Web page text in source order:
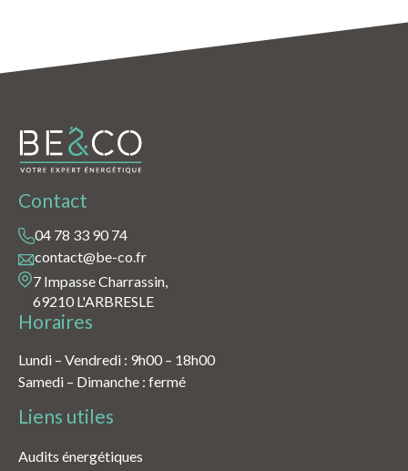
Contact
04 78 33 90 74
contact@be-co.fr
7 Impasse Charrassin,
69210 L'ARBRESLE
Horaires
Lundi – Vendredi : 9h00 – 18h00
Samedi – Dimanche : fermé
Liens utiles
Audits énergétiques